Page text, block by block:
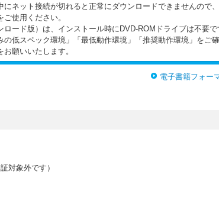
にネット接続が切れると正常にダウンロードできませんので
使用ください。
ロード版）は、インストール時にDVD-ROMドライブは不要で
の低スペック環境」「最低動作環境」「推奨動作環境」をご
願いいたします。
電子書籍フォー
対象外です）